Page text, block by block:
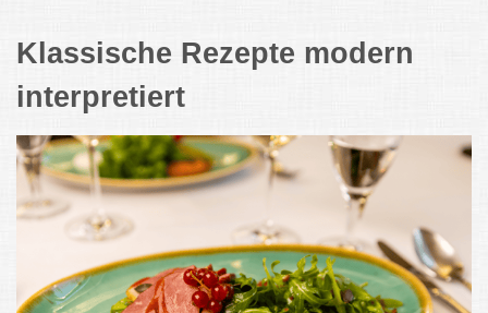
Klassische Rezepte modern
interpretiert